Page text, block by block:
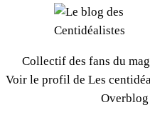
Collectif des fans du
Voir le profil de Les
Overblog